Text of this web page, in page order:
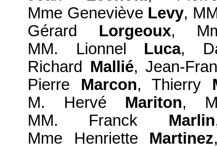
Mme Geneviève Levy,
Gérard Lorgeoux,
MM. Lionnel Luca,
Richard Mallié, Jean-
Pierre Marcon, Thierry
M. Hervé Mariton,
MM. Franck Marlin
Mme Henriette Martinez